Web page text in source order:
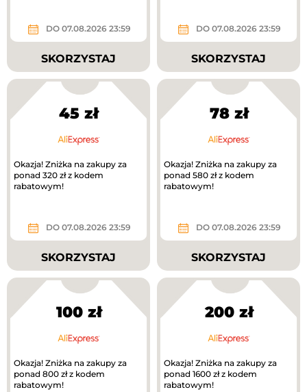
DO 07.08.2026 23:59
SKORZYSTAJ
DO 07.08.2026 23:59
SKORZYSTAJ
45 zł
Okazja! Zniżka na zakupy za
ponad 320 zł z kodem
rabatowym!
DO 07.08.2026 23:59
SKORZYSTAJ
78 zł
Okazja! Zniżka na zakupy za
ponad 580 zł z kodem
rabatowym!
DO 07.08.2026 23:59
SKORZYSTAJ
100 zł
Okazja! Zniżka na zakupy za
ponad 800 zł z kodem
rabatowym!
200 zł
Okazja! Zniżka na zakupy za
ponad 1600 zł z kodem
rabatowym!